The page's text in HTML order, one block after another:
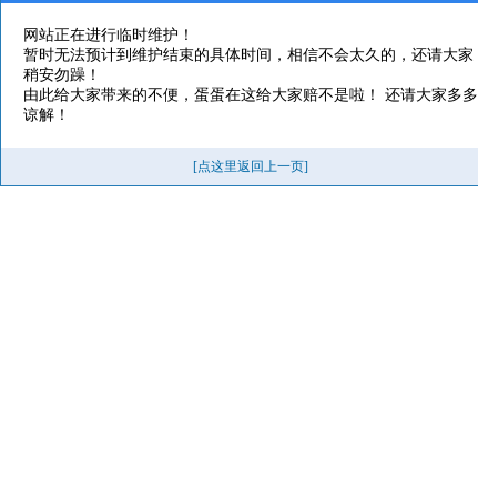
网站正在进行临时维护！
暂时无法预计到维护结束的具体时间，相信不会太久的，还请大家
稍安勿躁！
由此给大家带来的不便，蛋蛋在这给大家赔不是啦！ 还请大家多多
谅解！
[点这里返回上一页]